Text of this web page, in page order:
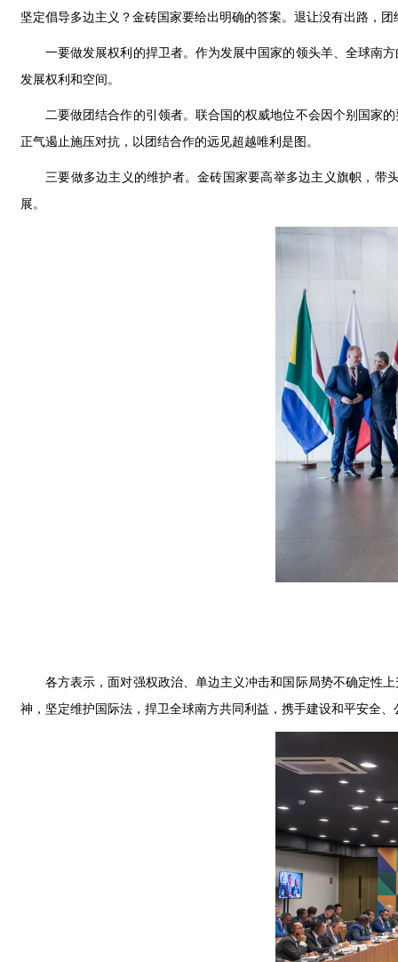
坚定倡导多边主义？金砖国家要给出明确的答案。退让没有出路，
一要做发展权利的捍卫者。作为发展中国家的领头羊、全球南
发展权利和空间。
二要做团结合作的引领者。联合国的权威地位不会因个别国家
正气遏止施压对抗，以团结合作的远见超越唯利是图。
三要做多边主义的维护者。金砖国家要高举多边主义旗帜，带
展。
各方表示，面对强权政治、单边主义冲击和国际局势不确定性
神，坚定维护国际法，捍卫全球南方共同利益，携手建设和平安全